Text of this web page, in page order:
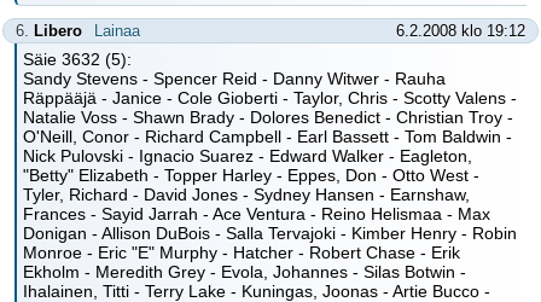
6. Libero Lainaa 6.2.2008 klo 19:12
Säie 3632 (5):
Sandy Stevens - Spencer Reid - Danny Witwer - Rauha
Räppääjä - Janice - Cole Gioberti - Taylor, Chris - Scotty Valens -
Natalie Voss - Shawn Brady - Dolores Benedict - Christian Troy -
O'Neill, Conor - Richard Campbell - Earl Bassett - Tom Baldwin -
Nick Pulovski - Ignacio Suarez - Edward Walker - Eagleton,
"Betty" Elizabeth - Topper Harley - Eppes, Don - Otto West -
Tyler, Richard - David Jones - Sydney Hansen - Earnshaw,
Frances - Sayid Jarrah - Ace Ventura - Reino Helismaa - Max
Donigan - Allison DuBois - Salla Tervajoki - Kimber Henry - Robin
Monroe - Eric "E" Murphy - Hatcher - Robert Chase - Erik
Ekholm - Meredith Grey - Evola, Johannes - Silas Botwin -
Ihalainen, Titti - Terry Lake - Kuningas, Joonas - Artie Bucco -